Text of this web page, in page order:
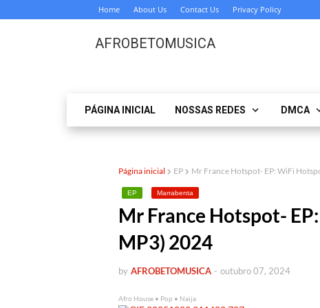
Home About Us Contact Us Privacy Policy
AFROBETOMUSICA
PÁGINA INICIAL NOSSAS REDES DMCA
Página inicial EP Mr France Hotspot- EP: WiFi
EP Marrabenta
Mr France Hotspot-
MP3) 2024
by AFROBETOMUSICA - outubro 07, 2024
Afro House • Pop • Naija